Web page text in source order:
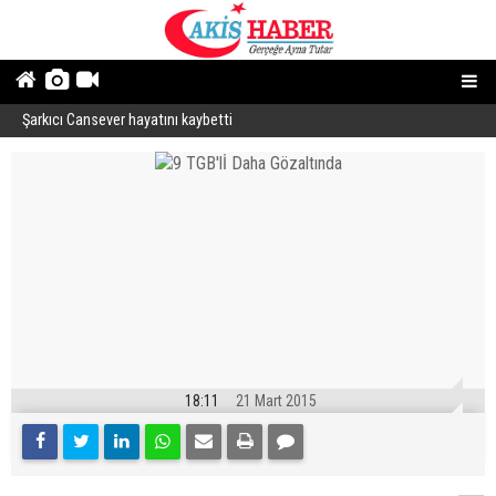
Şarkıcı Cansever hayatını kaybetti
18:11 21 Mart 2015